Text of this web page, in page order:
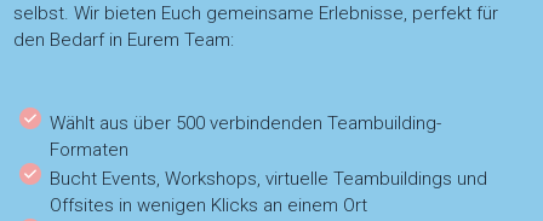
selbst. Wir bieten Euch gemeinsame Erlebnisse, perfekt für
den Bedarf in Eurem Team:
Wählt aus über 500 verbindenden Teambuilding-
Formaten
Bucht Events, Workshops, virtuelle Teambuildings und
Offsites in wenigen Klicks an einem Ort